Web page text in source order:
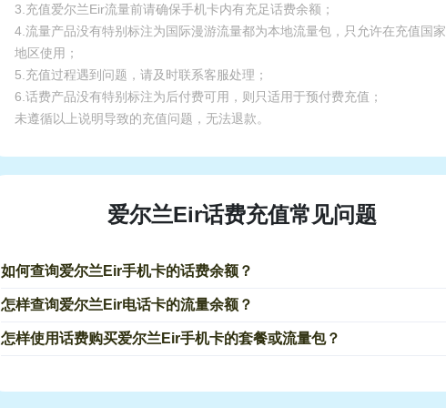
3.充值爱尔兰Eir流量前请确保手机卡内有充足话费余额；
4.流量产品没有特别标注为国际漫游流量都为本地流量包，只允许在充值国
地区使用；
5.充值过程遇到问题，请及时联系客服处理；
6.话费产品没有特别标注为后付费可用，则只适用于预付费充值；
未遵循以上说明导致的充值问题，无法退款。
爱尔兰Eir话费充值常见问题
如何查询爱尔兰Eir手机卡的话费余额？
怎样查询爱尔兰Eir电话卡的流量余额？
怎样使用话费购买爱尔兰Eir手机卡的套餐或流量包？